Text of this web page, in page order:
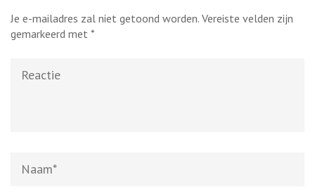
Je e-mailadres zal niet getoond worden. Vereiste velden zijn
gemarkeerd met *